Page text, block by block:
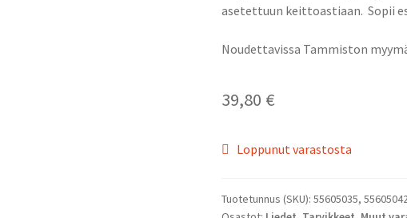
asetettuun keittoastiaan. Sopii
Noudettavissa Tammiston
39,80 €
Loppunut varastosta
Tuotetunnus (SKU):55605035,